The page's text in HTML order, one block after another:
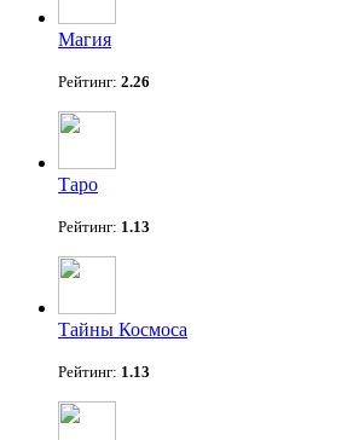
Магия
Рейтинг: 2.26
Таро
Рейтинг: 1.13
Тайны Космоса
Рейтинг: 1.13